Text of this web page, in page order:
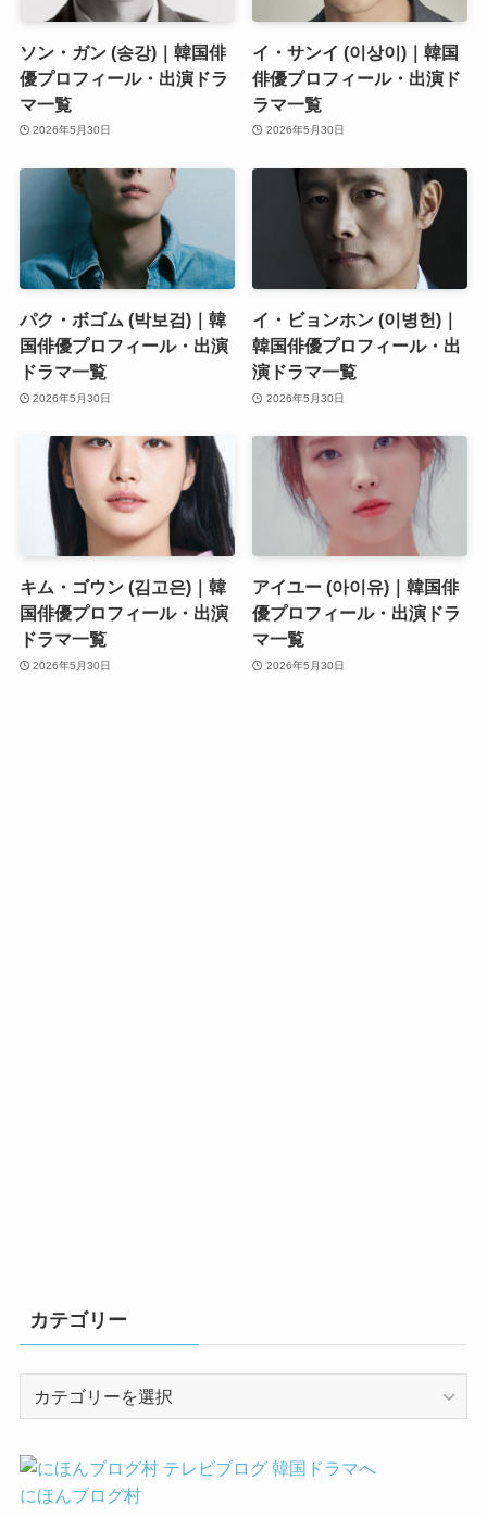
ソン・ガン (송강)｜韓国俳
優プロフィール・出演ドラ
マ一覧
2026年5月30日
イ・サンイ (이상이)｜韓国
俳優プロフィール・出演ド
ラマ一覧
2026年5月30日
パク・ボゴム (박보검)｜韓
国俳優プロフィール・出演
ドラマ一覧
2026年5月30日
イ・ビョンホン (이병헌)｜
韓国俳優プロフィール・出
演ドラマ一覧
2026年5月30日
キム・ゴウン (김고은)｜韓
国俳優プロフィール・出演
ドラマ一覧
2026年5月30日
アイユー (아이유)｜韓国俳
優プロフィール・出演ドラ
マ一覧
2026年5月30日
カテゴリー
リ
ー
にほんブログ村